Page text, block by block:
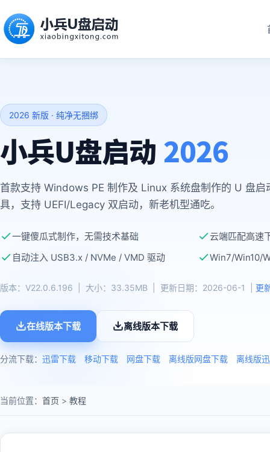
2026 新版 · 纯净无捆绑
小兵U盘启动 2026
首款支持 Windows PE 制作及 Linux 系统盘制作的 U 盘启
具，支持 UEFI/Legacy 双启动，新老机型通吃。
一键傻瓜式制作，无需技术基础
云端匹配高速
自动注入 USB3.x / NVMe / VMD 驱动
Win7/Win10/
版本：V22.0.6.196 | 大小：33.35MB | 更新日期：2026-06-1 | 更
在线版本下载 离线版本下载
分流下载： 迅雷下载 移动下载 网盘下载 离线版网盘下载 离线版
当前位置： 首页 > 教程